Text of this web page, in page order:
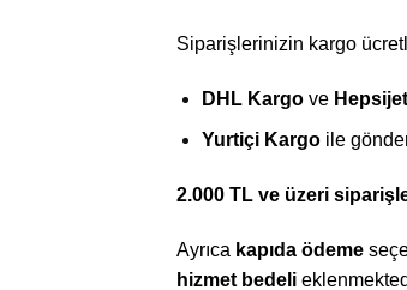
Siparişlerinizin kargo
DHL Kargove
Yurtiçi Kargoile
2.000 TL ve üzeri
Ayrıca kapıda ödeme
hizmet bedeli